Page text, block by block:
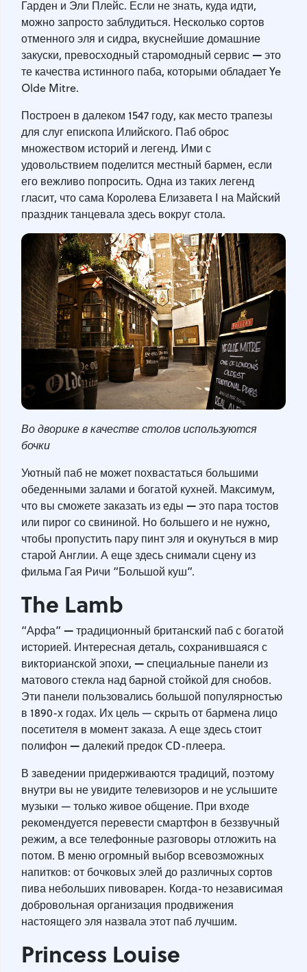
Гарден и Эли Плейс. Если не знать, куда идти,
можно запросто заблудиться. Несколько сортов
отменного эля и сидра, вкуснейшие домашние
закуски, превосходный старомодный сервис—это
те качества истинного паба, которыми обладает Ye
Olde Mitre.
Построен в далеком 1547 году, как место трапезы
для слуг епископа Илийского. Паб оброс
множеством историй и легенд. Ими с
удовольствием поделится местный бармен, если
его вежливо попросить. Одна из таких легенд
гласит, что сама Королева Елизавета I на Майский
праздник танцевала здесь вокруг стола.
Во дворике в качестве столов используются
бочки
Уютный паб не может похвастаться большими
обеденными залами и богатой кухней. Максимум,
что вы сможете заказать из еды —это пара тостов
или пирог со свининой. Но большего и не нужно,
чтобы пропустить пару пинт эля и окунуться в мир
старой Англии. А еще здесь снимали сцену из
фильма Гая Ричи “Большой куш”.
The Lamb
“Арфа” —традиционный британский паб с богатой
историей. Интересная деталь, сохранившаяся с
викторианской эпохи, —специальные панели из
матового стекла над барной стойкой для снобов.
Эти панели пользовались большой популярностью
в 1890-х годах. Их цель — скрыть от бармена лицо
посетителя в момент заказа. А еще здесь стоит
полифон —далекий предок CD-плеера.
В заведении придерживаются традиций, поэтому
внутри вы не увидите телевизоров и не услышите
музыки — только живое общение. При входе
рекомендуется перевести смартфон в беззвучный
режим, а все телефонные разговоры отложить на
потом. В меню огромный выбор всевозможных
напитков: от бочковых элей до различных сортов
пива небольших пивоварен. Когда-то независимая
добровольная организация продвижения
настоящего эля назвала этот паб лучшим.
Princess Louise